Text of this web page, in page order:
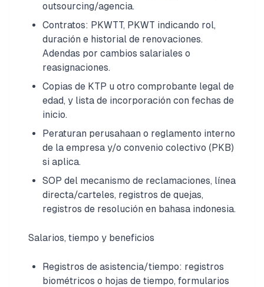
outsourcing/agencia.
Contratos: PKWTT, PKWT indicando rol,
duración e historial de renovaciones.
Adendas por cambios salariales o
reasignaciones.
Copias de KTP u otro comprobante legal de
edad, y lista de incorporación con fechas de
inicio.
Peraturan perusahaan o reglamento interno
de la empresa y/o convenio colectivo (PKB)
si aplica.
SOP del mecanismo de reclamaciones, línea
directa/carteles, registros de quejas,
registros de resolución en bahasa indonesia.
Salarios, tiempo y beneficios
Registros de asistencia/tiempo: registros
biométricos o hojas de tiempo, formularios